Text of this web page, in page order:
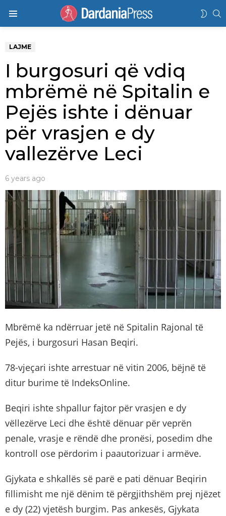
LAJME
I burgosuri që vdiq
mbrëmë në Spitalin e
Pejës ishte i dënuar
për vrasjen e dy
vallezërve Leci
6 years ago
Mbrëmë ka ndërruar jetë në Spitalin Rajonal të
Pejës, i burgosuri Hasan Beqiri.
78-vjeçari ishte arrestuar në vitin 2006, bëjnë të
ditur burime të IndeksOnline.
Beqiri ishte shpallur fajtor për vrasjen e dy
vëllezërve Leci dhe është dënuar për veprën
penale, vrasje e rëndë dhe pronësi, posedim dhe
kontroll ose përdorim i paautorizuar i armëve.
Gjykata e shkallës së parë e pati dënuar Beqirin
fillimisht me një dënim të përgjithshëm prej njëzet
e dy (22) vjetësh burgim. Pas ankesës, Gjykata